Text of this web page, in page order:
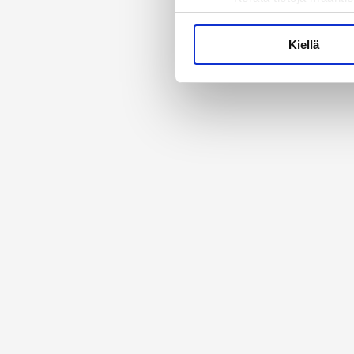
Tunnistaa laitteesi
Lue lisää siitä, miten
Käytämme evästeitä
olet antanut heille tai joita
Kiellä